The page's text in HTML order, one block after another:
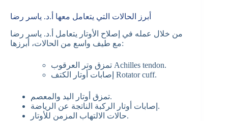
أبرز الحالات التي يتعامل معها أ.د. ياسر رضا
من خلال عمله في إصلاح الأوتار يتعامل أ.د. ياسر رضا
مع طيف واسع من الحالات، أبرزها:
تمزق وتر العرقوب Achilles tendon.
إصابات أوتار الكتف Rotator cuff.
تمزق أوتار اليد والمعصم.
إصابات أوتار الركبة الناتجة عن الرياضة.
حالات الالتهاب المزمن للأوتار.